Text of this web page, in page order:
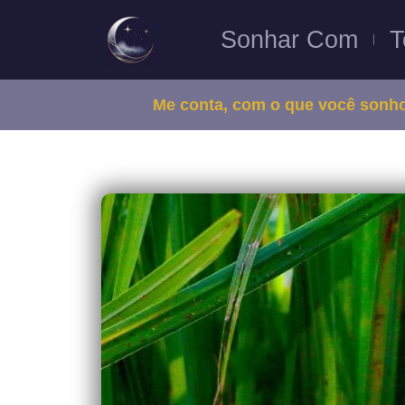
Sonhar Com
Me conta, com o que você